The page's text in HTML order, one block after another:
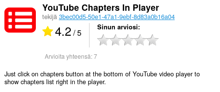
YouTube Chapters In Player
tekijä 3bec00d5-50e1-47a1-9ebf-8d83a0b16a04
4.2/ 5 Sinun arviosi
Arvioita yhteensä:7
Just click on chapters button at the bottom of YouTube video player to
show chapters list right in the player.